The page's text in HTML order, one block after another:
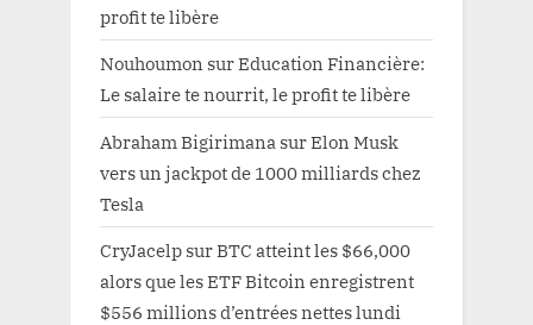
profit te libère
Nouhoumon surEducation Financière:
Le salaire te nourrit, le profit te libère
Abraham Bigirimana surElon Musk
vers un jackpot de 1000 milliards chez
Tesla
CryJacelp surBTC atteint les $66,000
alors que les ETF Bitcoin enregistrent
$556 millions d’entrées nettes lundi